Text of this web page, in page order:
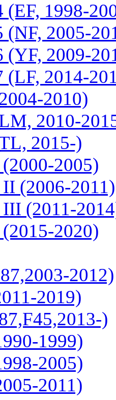
(EF, 1998-
(NF, 2005-
(YF, 2009-
(LF, 2014-
2010)
2010-
2015-)
2005)
II (2006-2011)
III (2011-
2020)
2012)
2019)
)
1999)
2005)
2011)